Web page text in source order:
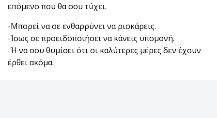
επόμενο που θα σου τύχει.
-Μπορεί να σε ενθαρρύνει να ρισκάρεις.
-Ίσως σε προειδοποιήσει να κάνεις υπομονή.
-Ή να σου θυμίσει ότι οι καλύτερες μέρες δεν έχουν
έρθει ακόμα.